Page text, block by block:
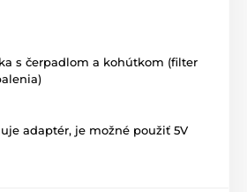
s čerpadlom a kohútkom (filter
adaptér, je možné použiť 5V